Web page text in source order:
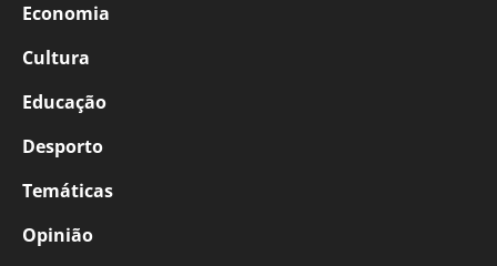
Economia
Cultura
Educação
Desporto
Temáticas
Opinião